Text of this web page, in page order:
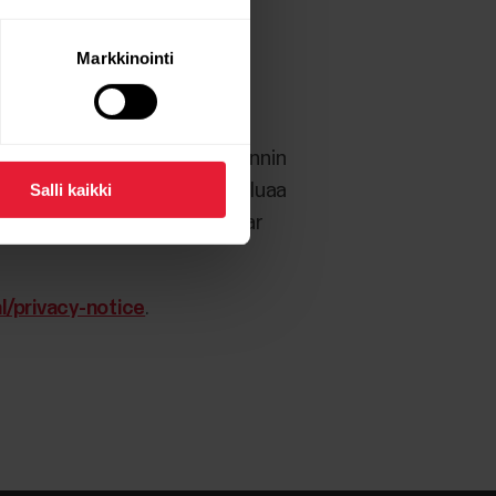
Markkinointi
Salli kaikki
käytettävä Flow-tili
haluaa näkyvän näytöllä tunnin
tarkoitettua tiliä, haluaa
olemassa olevaa Polar
privacy-notice.